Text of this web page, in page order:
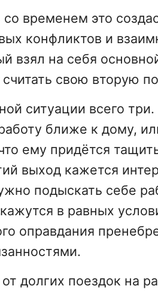
временем это
конфликтов и
взял на себя
свою вторую
ситуации всего
ближе к дому,
ему придётся
выход кажется
подыскать себе
в равных
оправдания
долгих поездок на